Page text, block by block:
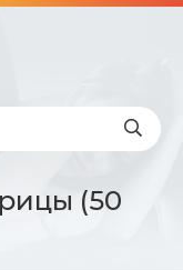
(50